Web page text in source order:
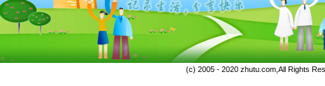
(c) 2005 - 2020 zhutu.com,All Rights